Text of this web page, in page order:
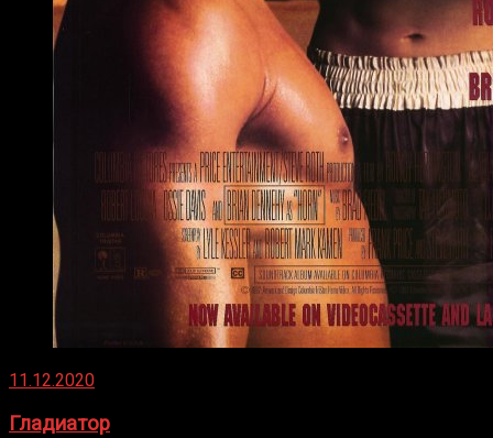
11.12.2020
Гладиатор